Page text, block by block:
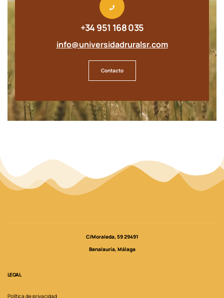
+34 951 168 035
info@universidadruralsr.com
Contacto
C/Moraleda, 59 29491
Benalauría, Málaga
LEGAL
Política de privacidad